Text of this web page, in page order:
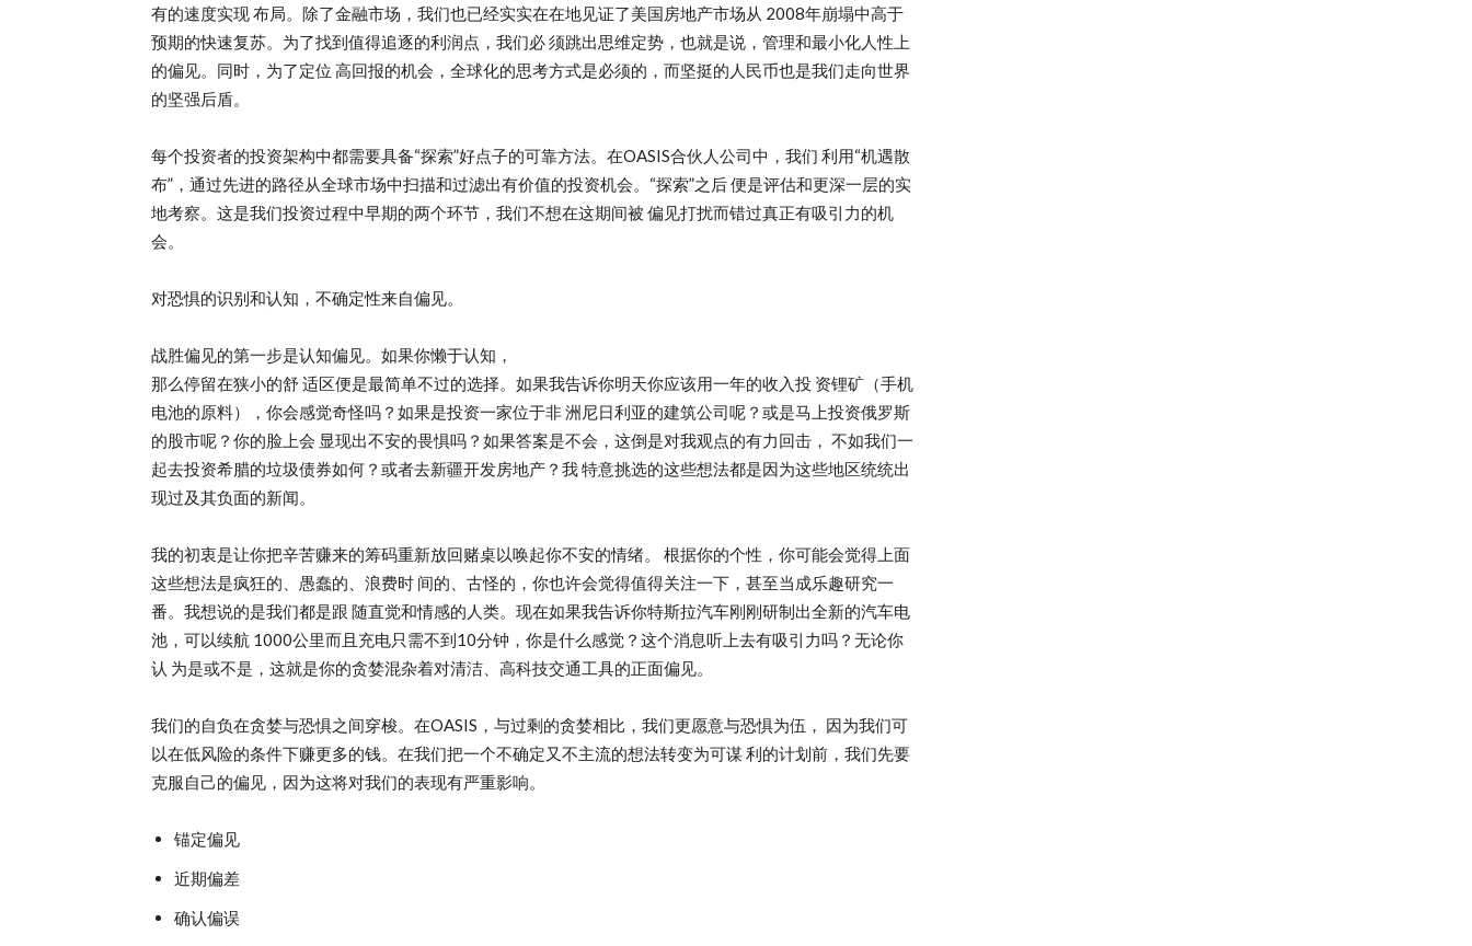
有的速度实现 布局。除了金融市场，我们也已经实实在在地见证了美国房地产市场从 2008年崩塌中高于
预期的快速复苏。为了找到值得追逐的利润点，我们必 须跳出思维定势，也就是说，管理和最小化人性上
的偏见。同时，为了定位 高回报的机会，全球化的思考方式是必须的，而坚挺的人民币也是我们走向世界
的坚强后盾。
每个投资者的投资架构中都需要具备“探索”好点子的可靠方法。在OASIS合伙人公司中，我们 利用“机遇散
布”，通过先进的路径从全球市场中扫描和过滤出有价值的投资机会。“探索”之后 便是评估和更深一层的实
地考察。这是我们投资过程中早期的两个环节，我们不想在这期间被 偏见打扰而错过真正有吸引力的机
会。
对恐惧的识别和认知，不确定性来自偏见。
战胜偏见的第一步是认知偏见。如果你懒于认知，
那么停留在狭小的舒 适区便是最简单不过的选择。如果我告诉你明天你应该用一年的收入投 资锂矿（手机
电池的原料），你会感觉奇怪吗？如果是投资一家位于非 洲尼日利亚的建筑公司呢？或是马上投资俄罗斯
的股市呢？你的脸上会 显现出不安的畏惧吗？如果答案是不会，这倒是对我观点的有力回击， 不如我们一
起去投资希腊的垃圾债券如何？或者去新疆开发房地产？我 特意挑选的这些想法都是因为这些地区统统出
现过及其负面的新闻。
我的初衷是让你把辛苦赚来的筹码重新放回赌桌以唤起你不安的情绪。 根据你的个性，你可能会觉得上面
这些想法是疯狂的、愚蠢的、浪费时 间的、古怪的，你也许会觉得值得关注一下，甚至当成乐趣研究一
番。我想说的是我们都是跟 随直觉和情感的人类。现在如果我告诉你特斯拉汽车刚刚研制出全新的汽车电
池，可以续航 1000公里而且充电只需不到10分钟，你是什么感觉？这个消息听上去有吸引力吗？无论你
认 为是或不是，这就是你的贪婪混杂着对清洁、高科技交通工具的正面偏见。
我们的自负在贪婪与恐惧之间穿梭。在OASIS，与过剩的贪婪相比，我们更愿意与恐惧为伍， 因为我们可
以在低风险的条件下赚更多的钱。在我们把一个不确定又不主流的想法转变为可谋 利的计划前，我们先要
克服自己的偏见，因为这将对我们的表现有严重影响。
锚定偏见
近期偏差
确认偏误